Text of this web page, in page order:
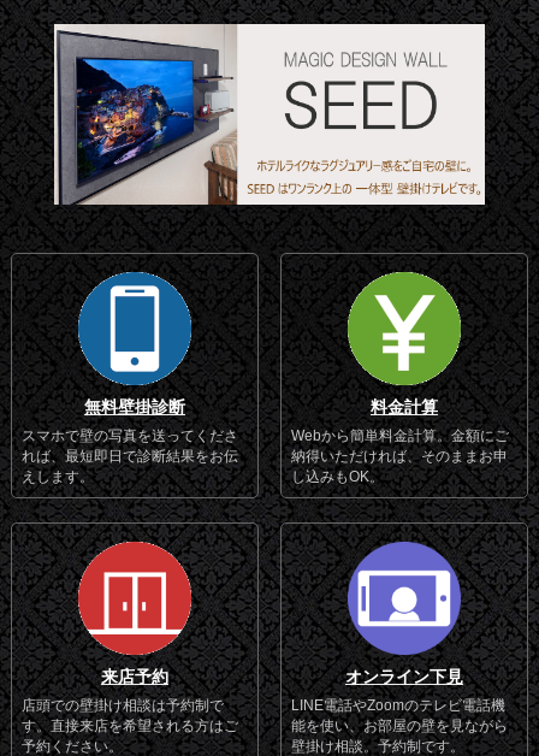
無料壁掛診断
スマホで壁の写真を送ってくださ
れば、最短即日で診断結果をお伝
えします。
料金計算
Webから簡単料金計算。金額にご
納得いただければ、そのままお申
し込みもOK。
来店予約
店頭での壁掛け相談は予約制で
す。直接来店を希望される方はご
予約ください。
オンライン下見
LINE電話やZoomのテレビ電話機
能を使い、お部屋の壁を見ながら
壁掛け相談。予約制です。